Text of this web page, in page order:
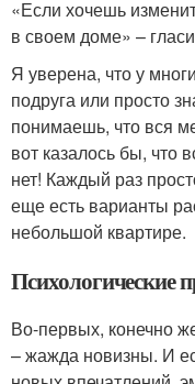
«Если хочешь
в своем доме» –
Я уверена, что у
подруга или просто
понимаешь, что вся
вот казалось бы, что
нет! Каждый раз
еще есть варианты
небольшой квартире.
Психологические
Во-первых, конечно
– жажда новизны. И